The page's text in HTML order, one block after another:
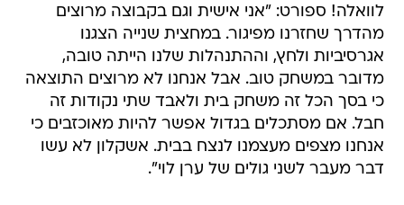
לוואלה! ספורט: "אני אישית וגם בקבוצה מרוצים
מהדרך שחזרנו מפיגור. במחצית שנייה הצגנו
אגרסיביות ולחץ, וההתנהלות שלנו הייתה טובה,
מדובר במשחק טוב. אבל אנחנו לא מרוצים התוצאה
כי בסך הכל זה משחק בית ולאבד שתי נקודות זה
חבל. אם מסתכלים בגדול אפשר להיות מאוכזבים כי
אנחנו מצפים מעצמנו לנצח בבית. אשקלון לא עשו
דבר מעבר לשני גולים של ערן לוי".